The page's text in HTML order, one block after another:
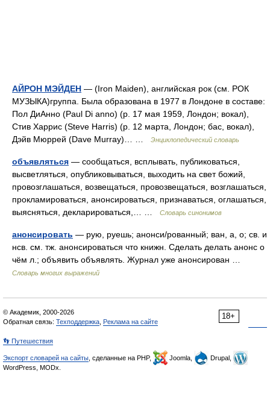
АЙРОН МЭЙДЕН — (Iron Maiden), английская рок (см. РОК
МУЗЫКА)группа. Была образована в 1977 в Лондоне в составе:
Пол ДиАнно (Paul Di anno) (р. 17 мая 1959, Лондон; вокал),
Стив Харрис (Steve Harris) (р. 12 марта, Лондон; бас, вокал),
Дэйв Мюррей (Dave Murray)… …
Энциклопедический словарь
объявляться — сообщаться, всплывать, публиковаться,
высветляться, опубликовываться, выходить на свет божий,
провозглашаться, возвещаться, провозвещаться, возглашаться,
прокламироваться, анонсироваться, признаваться, оглашаться,
выясняться, декларироваться,… …
Словарь синонимов
анонсировать — рую, руешь; анонси/рованный; ван, а, о; св. и
нсв. см. тж. анонсироваться что книжн. Сделать делать анонс о
чём л.; объявить объявлять. Журнал уже анонсирован …
Словарь многих выражений
18+
© Академик, 2000-2026
Обратная связь: Техподдержка Реклама на сайте
👣 Путешествия
Экспорт словарей на сайты , сделанные на PHP, Joomla,
Drupal,
WordPress, MODx.